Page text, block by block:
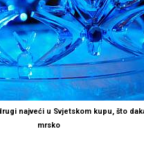
najveći u Svjetskom kupu, što
mrsko